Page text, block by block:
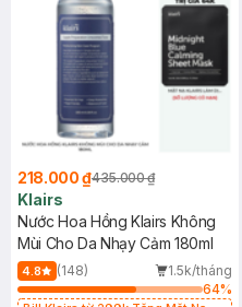
218.000 ₫435.000 ₫
Klairs
Nước Hoa Hồng Klairs Không
Mùi Cho Da Nhạy Cảm 180ml
4.8 (148)
1.5k/tháng
64%